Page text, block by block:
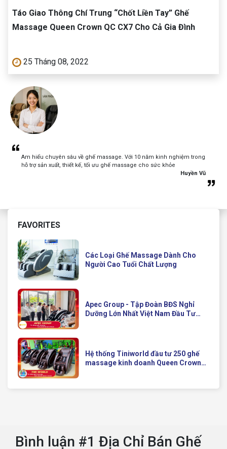
Táo Giao Thông Chí Trung “Chốt Liền Tay” Ghế
Massage Queen Crown QC CX7 Cho Cả Gia Đình
25 Tháng 08, 2022
Am hiểu chuyên sâu về ghế massage. Với 10 năm kinh nghiệm trong
hỗ trợ sản xuất, thiết kế, tối ưu ghế massage cho sức khỏe
Huyền Vũ
FAVORITES
Các Loại Ghế Massage Dành Cho
Người Cao Tuổi Chất Lượng
Apec Group - Tập Đoàn BĐS Nghỉ
Dưỡng Lớn Nhất Việt Nam Đầu Tư
Hệ thống Tiniworld đầu tư 250 ghế
massage kinh doanh Queen Crown
Bình luận #1 Địa Chỉ Bán Ghế